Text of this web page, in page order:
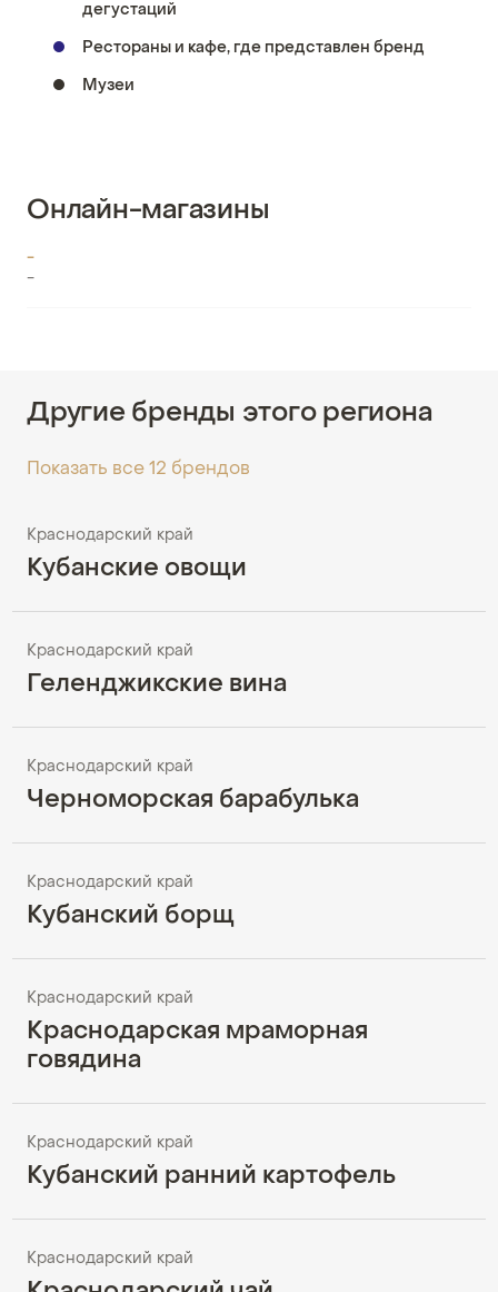
дегустаций
Рестораны и кафе, где представлен бренд
Музеи
Онлайн-магазины
-
-
Другие бренды этого региона
Показать все 12 брендов
Краснодарский край
Кубанские овощи
Краснодарский край
Геленджикские вина
Краснодарский край
Черноморская барабулька
Краснодарский край
Кубанский борщ
Краснодарский край
Краснодарская мраморная
говядина
Краснодарский край
Кубанский ранний картофель
Краснодарский край